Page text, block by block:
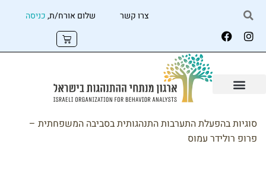
צרו קשר שלום אורח/ת,כניסה
סוגיות בהפעלת התערבות התנהגותית בסביבה המשפחתית –
פרופ רולידר עמוס